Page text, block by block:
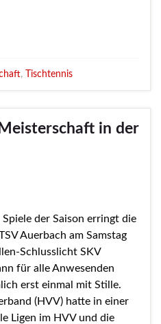
, Tischtennis
in der
der Saison erringt die
Auerbach am Samstag
Schlusslicht SKV
für alle Anwesenden
erst einmal mit Stille.
(HVV) hatte in einer
Ligen im HVV und die